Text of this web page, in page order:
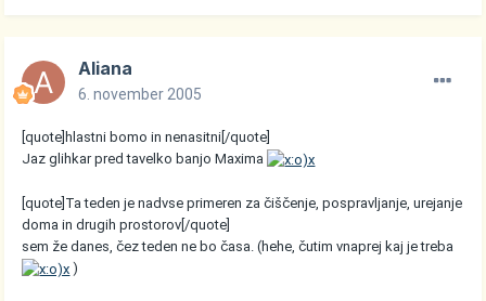
Aliana
6. november 2005
[quote]hlastni bomo in nenasitni[/quote]
Jaz glihkar pred tavelko banjo Maxima
[quote]Ta teden je nadvse primeren za čiščenje, pospravljanje, urejanje
doma in drugih prostorov[/quote]
sem že danes, čez teden ne bo časa. (hehe, čutim vnaprej kaj je treba
)